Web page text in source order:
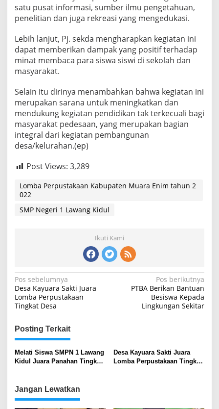
satu pusat informasi, sumber ilmu pengetahuan,
penelitian dan juga rekreasi yang mengedukasi.
Lebih lanjut, Pj. sekda mengharapkan kegiatan ini
dapat memberikan dampak yang positif terhadap
minat membaca para siswa siswi di sekolah dan
masyarakat.
Selain itu dirinya menambahkan bahwa kegiatan ini
merupakan sarana untuk meningkatkan dan
mendukung kegiatan pendidikan tak terkecuali bagi
masyarakat pedesaan, yang merupakan bagian
integral dari kegiatan pembangunan
desa/kelurahan.(ep)
Post Views: 3,289
Lomba Perpustakaan Kabupaten Muara Enim tahun 2
022
SMP Negeri 1 Lawang Kidul
Ikuti Kami
Navigasi
pos
Pos sebelumnya
Desa Kayuara Sakti Juara
Lomba Perpustakaan
Tingkat Desa
Pos berikutnya
PTBA Berikan Bantuan
Besiswa Kepada
Lingkungan Sekitar
Posting Terkait
Melati Siswa SMPN 1 Lawang
Kidul Juara Panahan Tingkat
Desa Kayuara Sakti Juara
Lomba Perpustakaan Tingkat
Jangan Lewatkan